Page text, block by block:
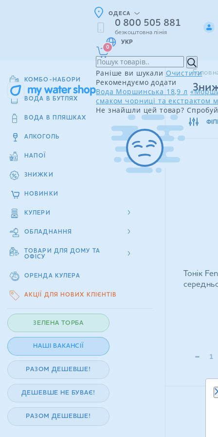
ОДЕСА
0 800 505 881
безкоштовна лінія
УКР
0
Раніше ви шукали Очистити
Рекомендуємо додати
Вода Моршинська 18,9 л
смаком чорниці та екстрактом
Не знайшли цей товар?
КОМБО-НАБОРИ
ВОДА В БУТЛЯХ
ВОДА В ПЛЯШКАХ
АЛКОГОЛЬ
НАПОЇ
ЗНИЖКИ
НОВИНКИ
КУЛЕРИ
ОБЛАДНАННЯ
ТОВАРИ ДЛЯ ДОМУ ТА
ОФІСУ
ОРЕНДА КУЛЕРА
АКЦІЇ ДЛЯ НОВИХ КЛІЄНТІВ
ЗЕЛЕНА ТОРБА
НАШІ ВАКАНСІЇ
РАЗОМ ДЕШЕВШЕ!
ДЕШЕВШЕ НЕ БУВАЄ!
РАЗОМ ДЕШЕВШЕ!
Тонік
-